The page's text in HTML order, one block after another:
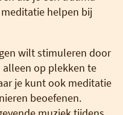
helpen bij
wilt stimuleren door
op plekken te
je kunt ook meditatie
beoefenen.